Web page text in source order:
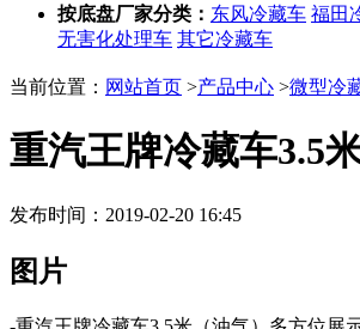
按底盘厂家分类： 东风冷藏车 福田
无害化处理车 其它冷藏车
当前位置： 网站首页 >产品中心 >微型冷
重汽王牌冷藏车3.5
发布时间：2019-02-20 16:45
图片